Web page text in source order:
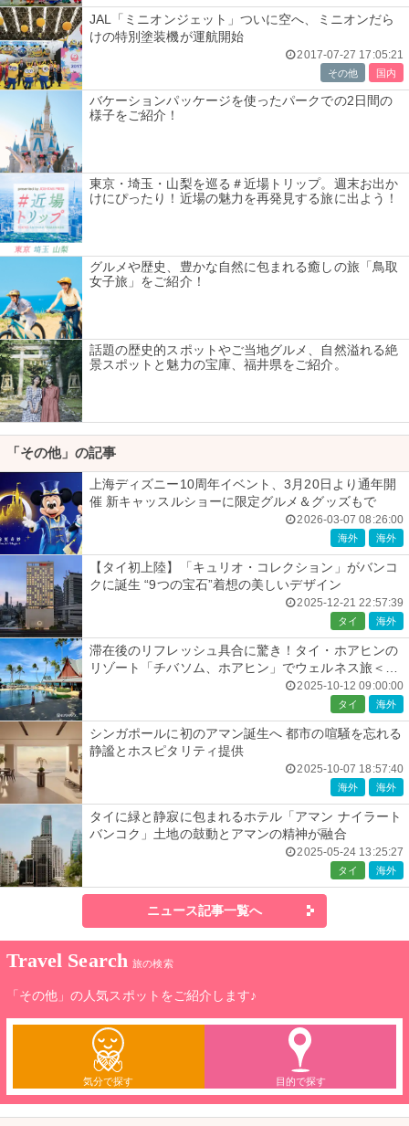
JAL「ミニオンジェット」ついに空へ、ミニオンだら
けの特別塗装機が運航開始
2017-07-27 17:05:21
その他 国内
バケーションパッケージを使ったパークでの2日間の
様子をご紹介！
東京・埼玉・山梨を巡る＃近場トリップ。週末お出か
けにぴったり！近場の魅力を再発見する旅に出よう！
グルメや歴史、豊かな自然に包まれる癒しの旅「鳥取
女子旅」をご紹介！
話題の歴史的スポットやご当地グルメ、自然溢れる絶
景スポットと魅力の宝庫、福井県をご紹介。
「その他」の記事
上海ディズニー10周年イベント、3月20日より通年開
催 新キャッスルショーに限定グルメ＆グッズもで
2026-03-07 08:26:00
海外 海外
【タイ初上陸】「キュリオ・コレクション」がバンコ
クに誕生 “9つの宝石”着想の美しいデザイン
2025-12-21 22:57:39
タイ 海外
滞在後のリフレッシュ具合に驚き！タイ・ホアヒンの
リゾート「チバソム、ホアヒン」でウェルネス旅＜宿
2025-10-12 09:00:00
タイ 海外
シンガポールに初のアマン誕生へ 都市の喧騒を忘れる
静謐とホスピタリティ提供
2025-10-07 18:57:40
海外 海外
タイに緑と静寂に包まれるホテル「アマン ナイラート
バンコク」土地の鼓動とアマンの精神が融合
2025-05-24 13:25:27
タイ 海外
ニュース記事一覧へ
Travel Search 旅の検索
「その他」の人気スポットをご紹介します♪
気分で探す 目的で探す